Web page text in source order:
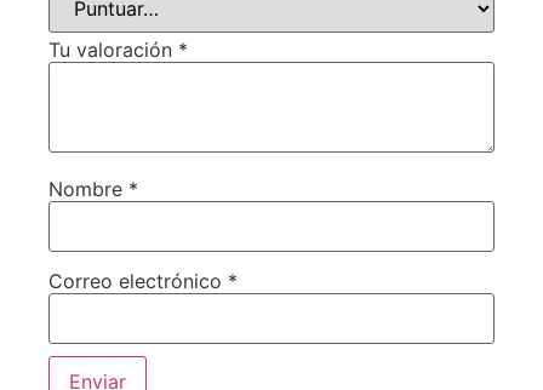
Tu valoración *
Nombre *
Correo electrónico *